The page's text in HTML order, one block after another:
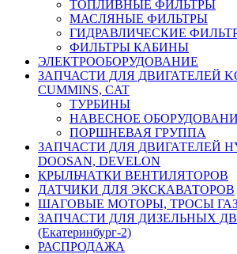
ТОПЛИВНЫЕ ФИЛЬТРЫ
МАСЛЯНЫЕ ФИЛЬТРЫ
ГИДРАВЛИЧЕСКИЕ
ФИЛЬТРЫ КАБИНЫ
ЭЛЕКТРООБОРУДОВАНИЕ
ЗАПЧАСТИ ДЛЯ ДВИГАТЕЛЕЙ
CUMMINS, CAT
ТУРБИНЫ
НАВЕСНОЕ
ПОРШНЕВАЯ ГРУППА
ЗАПЧАСТИ ДЛЯ ДВИГАТЕЛЕЙ
DOOSAN, DEVELON
КРЫЛЬЧАТКИ ВЕНТИЛЯТОРОВ
ДАТЧИКИ ДЛЯ ЭКСКАВАТОРОВ
ШАГОВЫЕ МОТОРЫ, ТРОСЫ
ЗАПЧАСТИ ДЛЯ ДИЗЕЛЬНЫХ
(Екатеринбург-2)
РАСПРОДАЖА